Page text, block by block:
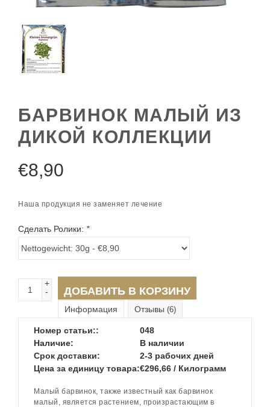
БАРВИНОК МАЛЫЙ ИЗ
ДИКОЙ КОЛЛЕКЦИИ
€8,90
Наша продукция не заменяет лечение
Сделать Ролики: *
+
-
ДОБАВИТЬ В КОРЗИНУ
Информация Отзывы (6)
Номер статьи::
048
Наличие:
В наличии
Срок доставки:
2-3 рабочих дней
Цена за единицу товара:€296,66 / Килограмм
Малый барвинок, также известный как барвинок
малый, является растением, произрастающим в